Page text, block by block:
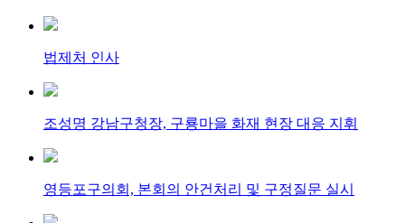
법제처 인사
조성명 강남구청장, 구룡마을 화재 현장 대응 지휘
영등포구의회, 본회의 안건처리 및 구정질문 실시